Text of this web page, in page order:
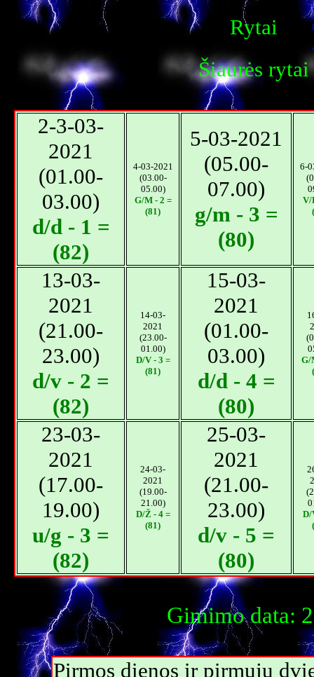
Rytai
Šiaurės rytai
2-3-03-
2021
(01.00-
03.00)
d/d - 1 =
(82)
4-03-2021
(03.00-
05.00)
G/M - 2 =
(81)
5-03-2021
(05.00-
07.00)
g/m - 3 =
(80)
6-
V/
13-03-
2021
(21.00-
23.00)
d/v - 2 =
(82)
14-03-
2021
(23.00-
01.00)
D/V - 3 =
(81)
15-03-
2021
(01.00-
03.00)
d/d - 4 =
(80)
G/
23-03-
2021
(17.00-
19.00)
u/g - 3 =
(82)
24-03-
2021
(19.00-
21.00)
D/Ž - 4 =
(81)
25-03-
2021
(21.00-
23.00)
d/v - 5 =
(80)
D/
Gimimo data:
Pirmos dienos ir pirmųjų